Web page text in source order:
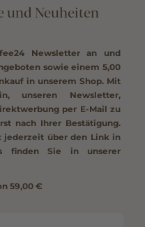
und Neuheiten
Newsletter an und
sowie einem 5,00
in unserem Shop. Mit
unseren Newsletter,
per E-Mail zu
nach Ihrer Bestätigung.
jederzeit über den Link in
finden Sie in unserer
59,00 €